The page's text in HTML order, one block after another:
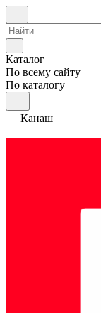
Каталог
По всему сайту
По каталогу
Канаш